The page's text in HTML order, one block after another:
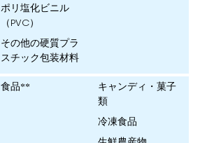
ポリ塩化ビニル
（PVC）
その他の硬質プラ
スチック包装材料
食品**
キャンディ・菓子
類
冷凍食品